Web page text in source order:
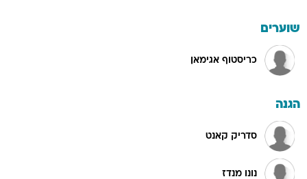
שוערים
כריסטוף אגימאן
הגנה
סדריק קאנט
נונו מנדז